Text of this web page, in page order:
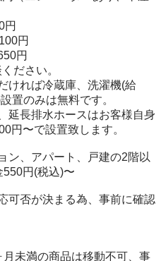
円
円
円
ださい。
ければ冷蔵庫、洗濯機(給
置のみは無料です。
延長排水ホースはお客様自身
円〜で設置致します。
ン、アパート、戸建の2階以
550円(税込)〜
可否が決まる為、事前に確認
未満の商品は移動不可、事